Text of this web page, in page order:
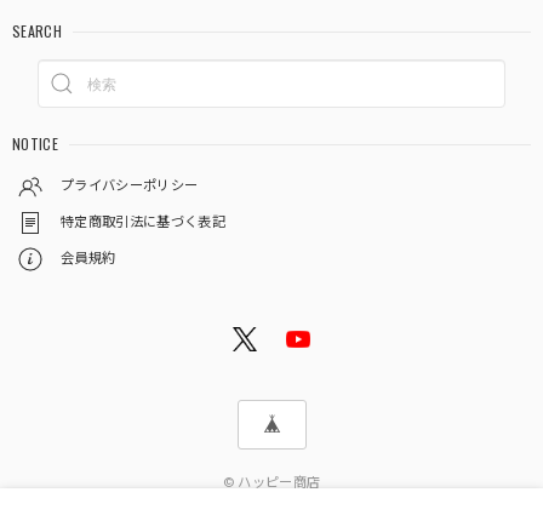
SEARCH
NOTICE
プライバシーポリシー
特定商取引法に基づく表記
会員規約
© ハッピー商店